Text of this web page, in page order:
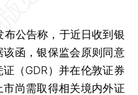
公告称，于近日收到银
函，银保监会原则同意
（GDR）并在伦敦证券
尚需取得相关境内外证